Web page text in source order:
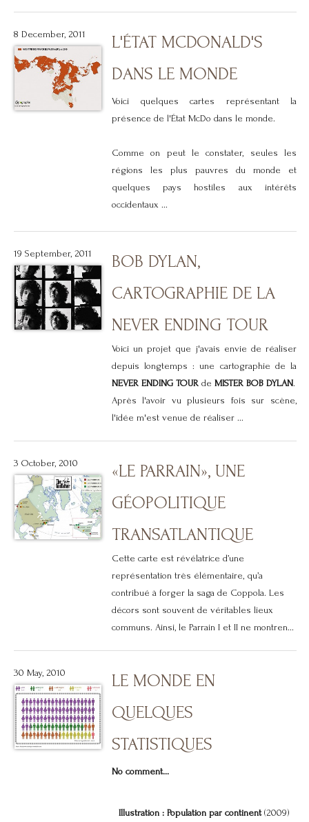
8 December, 2011
L'ÉTAT MCDONALD'S
DANS LE MONDE
Voici quelques cartes représentant la
présence de l'État McDo dans le monde.
Comme on peut le constater, seules les
régions les plus pauvres du monde et
quelques pays hostiles aux intérêts
occidentaux ...
19 September, 2011
BOB DYLAN,
CARTOGRAPHIE DE LA
NEVER ENDING TOUR
Voici un projet que j'avais envie de réaliser
depuis longtemps : une cartographie de la
NEVER ENDING TOURde MISTER BOB DYLAN.
Après l'avoir vu plusieurs fois sur scène,
l'idée m'est venue de réaliser ...
3 October, 2010
«LE PARRAIN», UNE
GÉOPOLITIQUE
TRANSATLANTIQUE
Cette carte est révélatrice d’une
représentation très élémentaire, qu’a
contribué à forger la saga de Coppola. Les
décors sont souvent de véritables lieux
communs. Ainsi, le Parrain I et II ne montren...
30 May, 2010
LE MONDE EN
QUELQUES
STATISTIQUES
No comment...
Illustration : Population par continent(2009)